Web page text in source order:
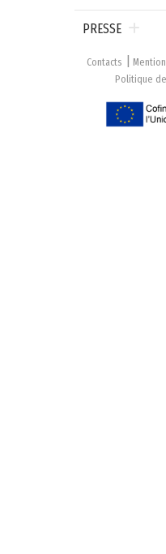
PRESSE
Contacts
Politique